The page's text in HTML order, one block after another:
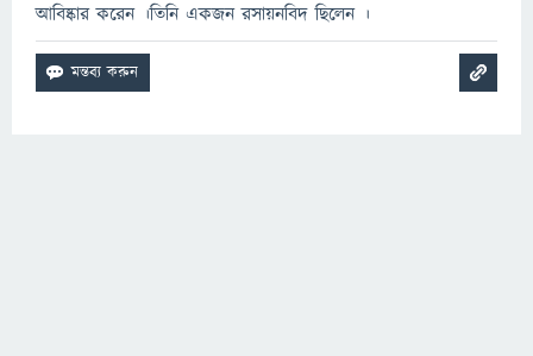
আবিষ্কার করেন ।তিনি একজন রসায়নবিদ ছিলেন ।